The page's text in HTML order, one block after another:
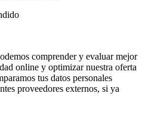
comprender y evaluar mejor
online y optimizar nuestra oferta
tus datos personales
proveedores externos, si ya